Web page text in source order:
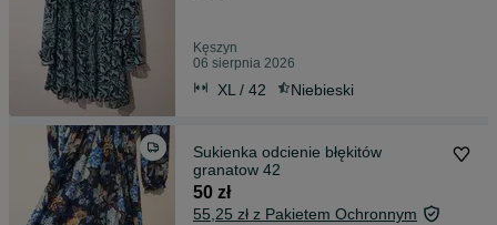
Kęszyn
06 sierpnia 2026
XL / 42 Niebieski
Sukienka odcienie błękitów
granatow 42
50 zł
55,25 zł z Pakietem Ochronnym